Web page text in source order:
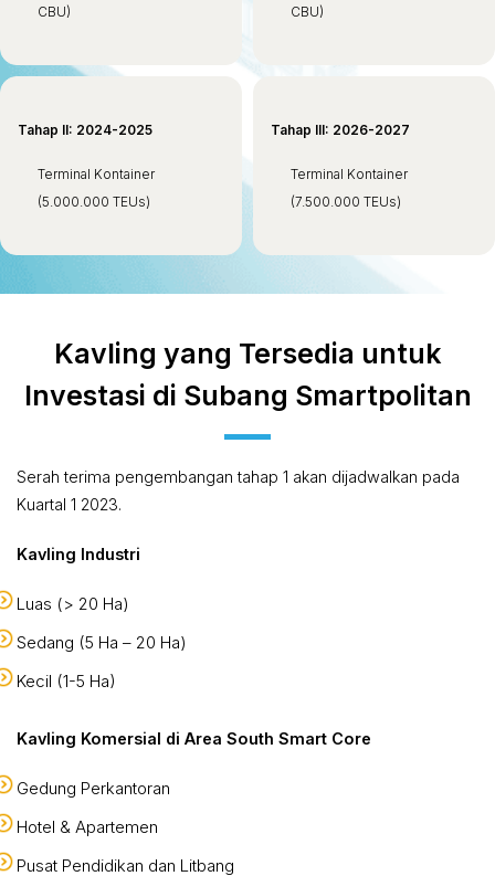
CBU)
CBU)
Tahap II: 2024-2025
Terminal Kontainer
(5.000.000 TEUs)
Tahap III: 2026-2027
Terminal Kontainer
(7.500.000 TEUs)
Kavling yang Tersedia untuk
Investasi di Subang Smartpolitan
Serah terima pengembangan tahap 1 akan dijadwalkan pada
Kuartal 1 2023.
Kavling Industri
Luas (> 20 Ha)
Sedang (5 Ha – 20 Ha)
Kecil (1-5 Ha)
Kavling Komersial di Area South Smart Core
Gedung Perkantoran
Hotel & Apartemen
Pusat Pendidikan dan Litbang